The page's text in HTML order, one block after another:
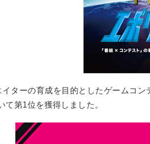
ターの育成を目的としたゲームコ
て第1位を獲得しました。